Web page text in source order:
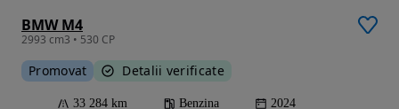
BMW M4
2993 cm3 • 530 CP
Promovat Detalii verificate
33 284 km Benzina 2024